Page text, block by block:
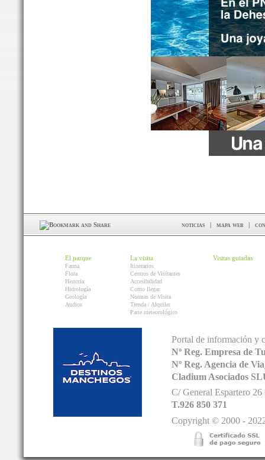
noticias | mapa web |
El parque
Fauna
Flora
Historia
Hidrología
Geología
Audios
La visita
Itinerarios
Centros de Visitantes
Accesibilidad
Como llegar
Normas de Visita
Tienda / Alquiler
Parte meteorológico
Visitas guiadas
Portal de información y
Nº Reg. Empresa de
Nº Reg. Agencia de
Cladium Asociados
C/ General Espartero
T.926 850 371
Copyright © 2000 -